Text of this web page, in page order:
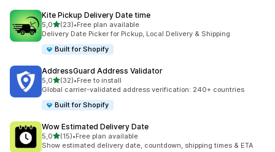
Kite Pickup Delivery Date time
5,0av 5 stjerner
(23)
Totalt 23 omtaler
•Free plan available
Delivery Date Picker for Pickup, Local Delivery & Shipping
Built for Shopify
AddressGuard Address Validator
5,0av 5 stjerner
(32)
Totalt 32 omtaler
•Free to install
Global carrier-validated address verification: 240+ countries
Built for Shopify
Wow Estimated Delivery Date
5,0av 5 stjerner
(15)
Totalt 15 omtaler
•Free plan available
Show estimated delivery date, countdown, shipping times & ETA